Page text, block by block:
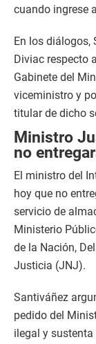
cuando ingrese
En los diálogos,
Diviac respecto
Gabinete del
viceministro y
titular de dicho
Ministro
no
El ministro del
hoy que no
servicio de
Ministerio
de la Nación,
Justicia (JNJ).
Santiváñez
pedido del
ilegal y